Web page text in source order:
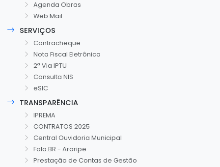
Agenda Obras
Web Mail
SERVIÇOS
Contracheque
Nota Fiscal Eletrônica
2ª Via IPTU
Consulta NIS
eSIC
TRANSPARÊNCIA
IPREMA
CONTRATOS 2025
Central Ouvidoria Municipal
Fala.BR - Araripe
Prestação de Contas de Gestão